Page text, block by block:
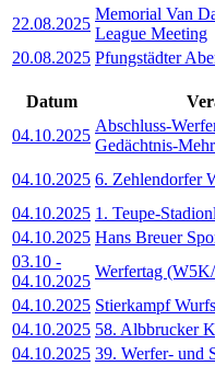
22.08.2025
Memorial Van
League Meeting
20.08.2025 Pfungstädter
Datum
04.10.2025
Abschluss-
Gedächtnis-
04.10.2025 6. Zehlendorfer
04.10.2025 1. Teupe-
04.10.2025 Hans Breuer
03.10 -
04.10.2025
Werfertag
04.10.2025 Stierkampf
04.10.2025 58. Albbrucker
04.10.2025 39. Werfer- und